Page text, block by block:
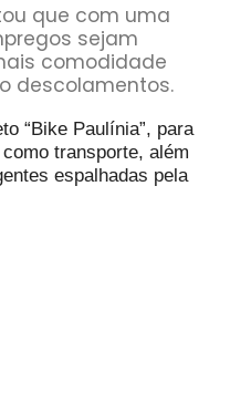
que com uma
sejam
comodidade
descolamentos.
“Bike Paulínia”, para
transporte, além
espalhadas pela